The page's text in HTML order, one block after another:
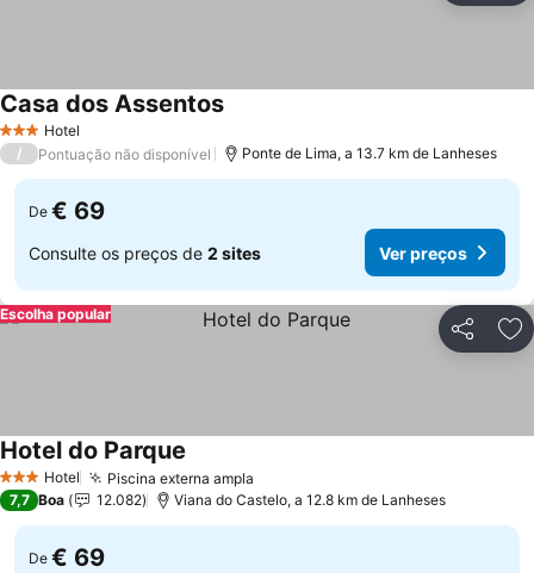
3 EstrelasHotel
Casa dos AssentosVer preços
/ Pontuação não disponível Ponte de Lima, a 13.7 km de Lanheses
De € 69
Consulte os preços de 2 sites Ver preços
Partilhar
Escolha popular
3 EstrelasHotel Piscina externa ampla
Hotel do Parque
7,7 Boa 12.082 Viana do Castelo, a 12.8 km de Lanheses
De € 69